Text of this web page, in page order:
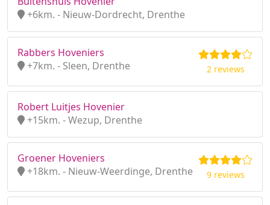
+6km. - Nieuw-Dordrecht, Drenthe
Rabbers Hoveniers
+7km. - Sleen, Drenthe
2 reviews
Robert Luitjes Hovenier
+15km. - Wezup, Drenthe
Groener Hoveniers
+18km. - Nieuw-Weerdinge, Drenthe
9 reviews